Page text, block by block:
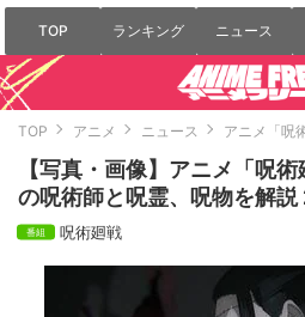
TOP ランキング ニュース
TOP アニメ ニュース アニメ「呪
【写真・画像】アニメ「呪
の呪術師と呪霊、呪物を解説
呪術廻戦